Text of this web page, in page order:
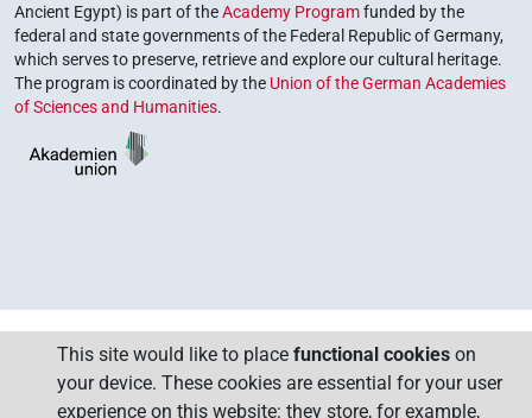
Ancient Egypt) is part of theAcademy Programfunded by the
federal and state governments of the Federal Republic of Germany,
which serves to preserve, retrieve and explore our cultural heritage.
The program is coordinated by the Union of the German Academies
of Sciences and Humanities.
This site would like to place functional cookies on
your device. These cookies are essential for your user
experience on this website: they store, for example,